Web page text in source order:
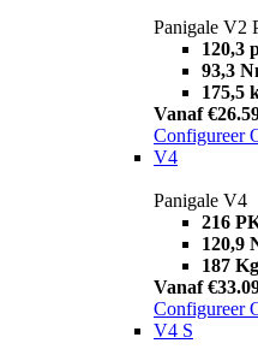
Panigale V2
120,3
93,3
175,5
Vanaf
Configureer
V4
Panigale V4
216
120,9
187 Kg
Vanaf
Configureer
V4 S